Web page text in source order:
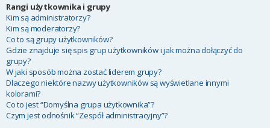
Rangi użytkownika i grupy
Kim są administratorzy?
Kim są moderatorzy?
Co to są grupy użytkowników?
Gdzie znajduje się spis grup użytkowników i jak można dołączyć do
grupy?
W jaki sposób można zostać liderem grupy?
Dlaczego niektóre nazwy użytkowników są wyświetlane innymi
kolorami?
Co to jest “Domyślna grupa użytkownika”?
Czym jest odnośnik “Zespół administracyjny”?